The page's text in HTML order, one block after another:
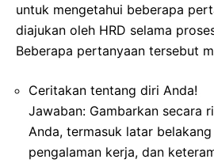
untuk mengetahui beberapa
diajukan oleh HRD selama
Beberapa pertanyaan tersebut
Ceritakan tentang diri Anda!
Jawaban: Gambarkan secara
Anda, termasuk latar
pengalaman kerja, dan